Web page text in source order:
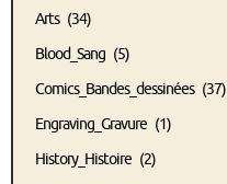
Arts(34)
Blood_Sang (5)
Comics_Bandes_dessinées(37)
Engraving_Gravure (1)
History_Histoire (2)